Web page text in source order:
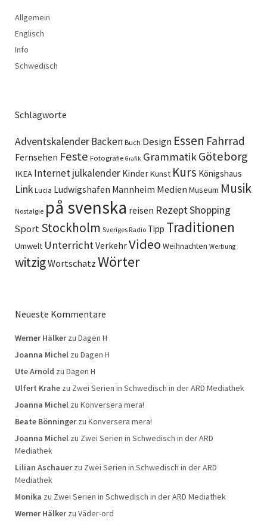
Allgemein
Englisch
Info
Schwedisch
Schlagworte
AdventskalenderBacken Buch Design Essen Fahrrad
Fernsehen Feste Fotografie Grafik GrammatikGöteborg
IKEA Internetjulkalender KinderKunst Kurs Königshaus
Link Lucia Ludwigshafen Mannheim Medien Museum Musik
Nostalgie på svenska reisen RezeptShopping
Sport Stockholm Sveriges Radio Tipp Traditionen
Umwelt UnterrichtVerkehrVideo Weihnachten Werbung
witzigWortschatz Wörter
Neueste Kommentare
Werner Hälkerzu Dagen H
Joanna Michel zu Dagen H
Ute Arnold zu Dagen H
Ulfert Krahe zu Zwei Serien in Schwedisch in der ARD Mediathek
Joanna Michel zu Konversera mera!
Beate Bönningerzu Konversera mera!
Joanna Michel zu Zwei Serien in Schwedisch in der ARD
Mediathek
Lilian Aschauerzu Zwei Serien in Schwedisch in der ARD
Mediathek
Monika zu Zwei Serien in Schwedisch in der ARD Mediathek
Werner Hälkerzu Väder-ord